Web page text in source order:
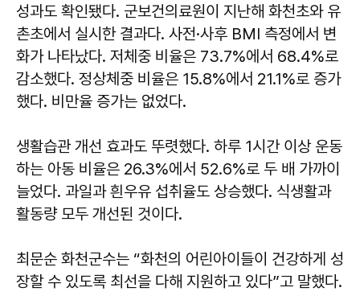
성과도 확인됐다. 군보건의료원이 지난해 화천초와 유
촌초에서 실시한 결과다. 사전·사후 BMI 측정에서 변
화가 나타났다. 저체중 비율은 73.7%에서 68.4%로
감소했다. 정상체중 비율은 15.8%에서 21.1%로 증가
했다. 비만율 증가는 없었다.
생활습관 개선 효과도 뚜렷했다. 하루 1시간 이상 운동
하는 아동 비율은 26.3%에서 52.6%로 두 배 가까이
늘었다. 과일과 흰우유 섭취율도 상승했다. 식생활과
활동량 모두 개선된 것이다.
최문순 화천군수는 “화천의 어린아이들이 건강하게 성
장할 수 있도록 최선을 다해 지원하고 있다”고 말했다.